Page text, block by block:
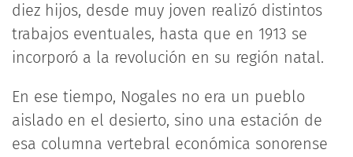
diez hijos, desde muy joven realizó distintos
trabajos eventuales, hasta que en 1913 se
incorporó a la revolución en su región natal.
En ese tiempo, Nogales no era un pueblo
aislado en el desierto, sino una estación de
esa columna vertebral económica sonorense